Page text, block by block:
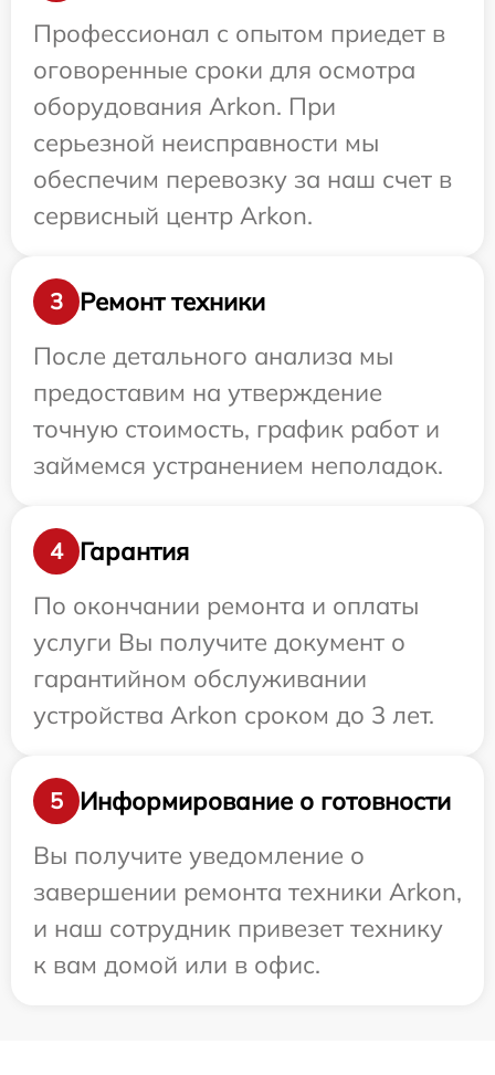
Профессионал с опытом приедет в
оговоренные сроки для осмотра
оборудования Arkon. При
серьезной неисправности мы
обеспечим перевозку за наш счет в
сервисный центр Arkon.
3
Ремонт техники
После детального анализа мы
предоставим на утверждение
точную стоимость, график работ и
займемся устранением неполадок.
4
Гарантия
По окончании ремонта и оплаты
услуги Вы получите документ о
гарантийном обслуживании
устройства Arkon сроком до 3 лет.
5
Информирование о готовности
Вы получите уведомление о
завершении ремонта техники Arkon,
и наш сотрудник привезет технику
к вам домой или в офис.